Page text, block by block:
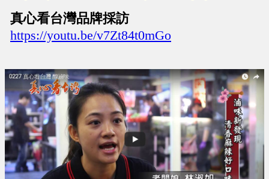
真心看台灣品牌採訪
https://youtu.be/v7Zt84t0mGo